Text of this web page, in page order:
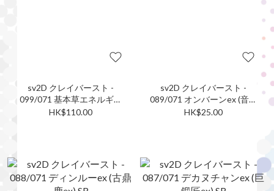
sv2D クレイバースト -
099/071 基本草エネルギー
(基本草能量) UR
HK$110.00
sv2D クレイバースト -
089/071 オンバーンex (音波
龍ex) SR
HK$25.00